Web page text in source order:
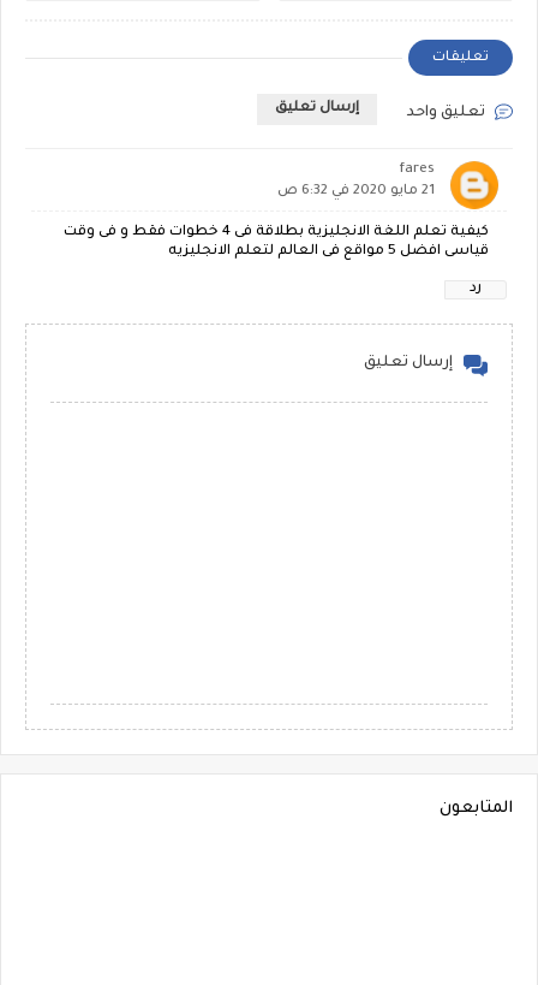
تعليقات
تعليق واحد إرسال تعليق
fares
21 مايو 2020 في 6:32 ص
كيفية تعلم اللغة الانجليزية بطلاقة فى 4 خطوات فقط و فى وقت
قياسى افضل 5 مواقع فى العالم لتعلم الانجليزيه
رد
إرسال تعليق
المتابعون